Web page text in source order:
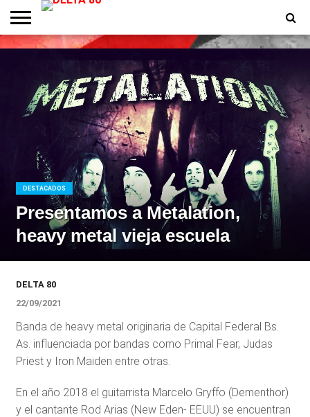
ENTREVISTAS
PRODUCCIONES
PROGRAMACION
CONTACTO
HOMEPAGE
DESTACADOS
Presentamos a Metalation,
heavy metal vieja escuela
DELTA 80
22/09/2021
Banda de heavy metal originaria de Capital Federal Bs.
As. influenciada por bandas como Primal Fear, Judas
Priest y Iron Maiden entre otras.
En el año 2018 el guitarrista Marcelo Gryffo (Dementhor)
y el cantante Rod Arias (New Eden- EEUU) se encuentran